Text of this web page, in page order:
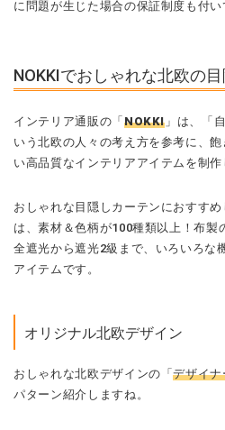
に問題が生じた場合の保証制度も付い
NOKKIでおしゃれな北欧の
インテリア通販の「 NOKKI 」は、「
いう北欧の人々の考え方を参考に、
い高品質なインテリアアイテムを制作
おしゃれな目隠しカーテンにおすすめ
は、素材＆色柄が100種類以上！布製
全遮光から遮光2級まで、いろいろな
アイテムです。
オリジナル北欧デザイン
おしゃれな北欧デザインの「デザイ
パターン紹介しますね。